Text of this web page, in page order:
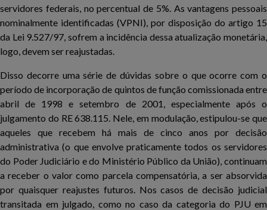
servidores federais, no percentual de 5%. As vantagens pessoais
nominalmente identificadas (VPNI), por disposição do artigo 15
da Lei 9.527/97, sofrem a incidência dessa atualização monetária,
logo, devem ser reajustadas.
Disso decorre uma série de dúvidas sobre o que ocorre com o
período de incorporação de quintos de função comissionada entre
abril de 1998 e setembro de 2001, especialmente após o
julgamento do RE 638.115. Nele, em modulação, estipulou-se que
aqueles que recebem há mais de cinco anos por decisão
administrativa (o que envolve praticamente todos os servidores
do Poder Judiciário e do Ministério Público da União), continuam
a receber o valor como parcela compensatória, a ser absorvida
por quaisquer reajustes futuros. Nos casos de decisão judicial
transitada em julgado, como no caso da categoria do PJU em